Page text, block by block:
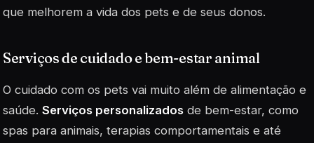
que melhorem a vida dos pets e de seus donos.
Serviços de cuidado e bem-estar animal
O cuidado com os pets vai muito além de alimentação e
saúde. Serviços personalizados de bem-estar, como
spas para animais, terapias comportamentais e até